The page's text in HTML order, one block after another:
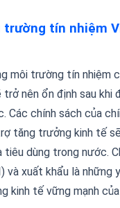
trường tín nhiệm
môi trường tín nhiệm c
trở nên ổn định sau khi
Các chính sách của chí
ợ tăng trưởng kinh tế sẽ
tiêu dùng trong nước.
và xuất khẩu là những y
kinh tế vững mạnh củ